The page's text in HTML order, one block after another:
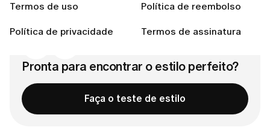
Termos de uso Política de reembolso
Política de privacidade Termos de assinatura
Conecte-se conosco
Pronta para encontrar o estilo perfeito?
Faça o teste de estilo